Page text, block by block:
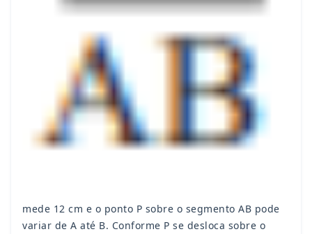
mede 12 cm e o ponto P sobre o segmento AB pode
variar de A até B. Conforme P se desloca sobre o